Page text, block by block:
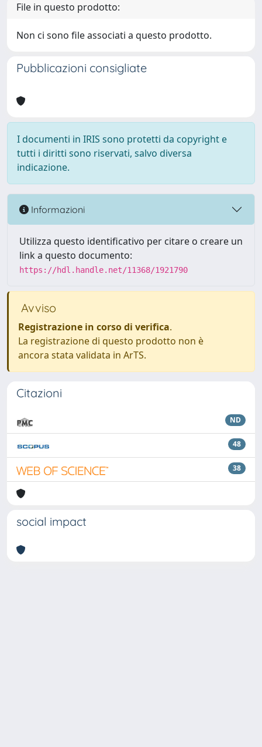
File in questo prodotto:
Non ci sono file associati a questo prodotto.
Pubblicazioni consigliate
I documenti in IRIS sono protetti da copyright e
tutti i diritti sono riservati, salvo diversa
indicazione.
Informazioni
Utilizza questo identificativo per citare o creare un
link a questo documento:
https://hdl.handle.net/11368/1921790
Avviso
Registrazione in corso di verifica.
La registrazione di questo prodotto non è
ancora stata validata in ArTS.
Citazioni
ND
48
38
social impact